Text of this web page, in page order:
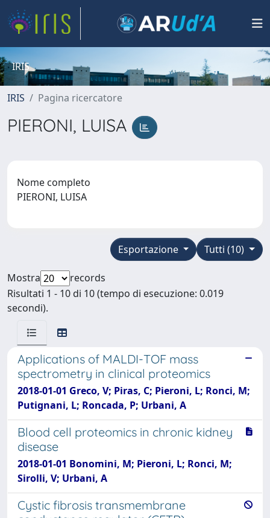
IRIS
IRIS Pagina ricercatore
PIERONI, LUISA
Nome completo
PIERONI, LUISA
Tutti (10)
Esportazione
Mostra
records
Risultati 1 - 10 di 10 (tempo di esecuzione: 0.019
secondi).
Applications of MALDI-TOF mass
spectrometry in clinical proteomics
2018-01-01 Greco, V; Piras, C; Pieroni, L; Ronci, M;
Putignani, L; Roncada, P; Urbani, A
Blood cell proteomics in chronic kidney
disease
2018-01-01 Bonomini, M; Pieroni, L; Ronci, M;
Sirolli, V; Urbani, A
Cystic fibrosis transmembrane